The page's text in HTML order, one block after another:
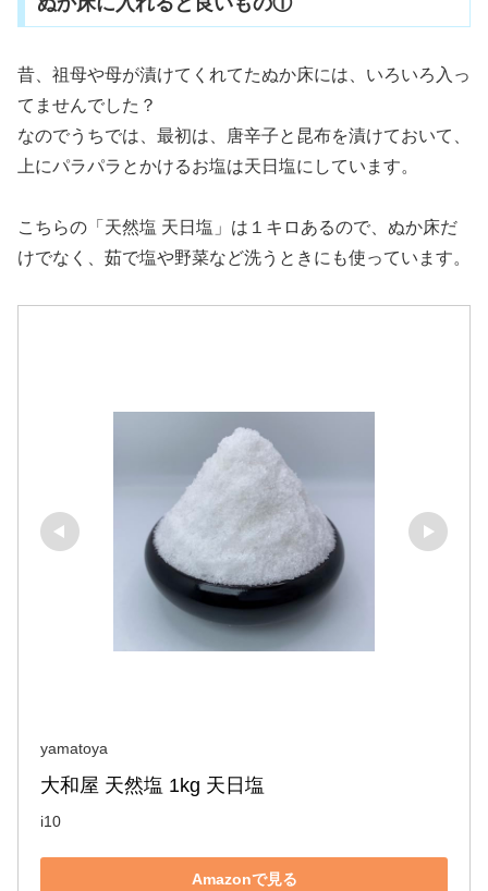
昔、祖母や母が漬けてくれてたぬか床には、いろいろ入っ
てませんでした？
なのでうちでは、最初は、唐辛子と昆布を漬けておいて、
上にパラパラとかけるお塩は天日塩にしています。
こちらの「天然塩 天日塩」は１キロあるので、ぬか床だ
けでなく、茹で塩や野菜など洗うときにも使っています。
yamatoya
大和屋 天然塩 1kg 天日塩
i10
Amazonで見る